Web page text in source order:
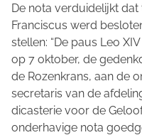
De nota verduidelijkt
Franciscus werd
stellen: “De paus Leo
op 7 oktober, de
de Rozenkrans, aan de
secretaris van de
dicasterie voor de
onderhavige nota